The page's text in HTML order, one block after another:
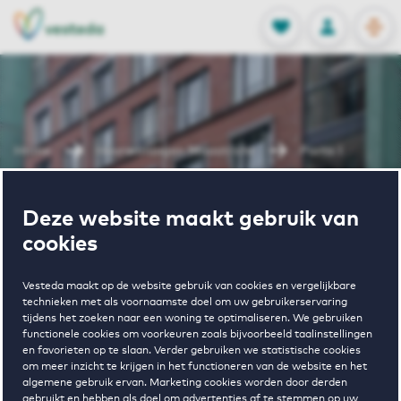
Deze website maakt gebruik van
cookies
Vesteda maakt op de website gebruik van cookies en vergelijkbare
technieken met als voornaamste doel om uw gebruikerservaring
tijdens het zoeken naar een woning te optimaliseren. We gebruiken
functionele cookies om voorkeuren zoals bijvoorbeeld taalinstellingen
en favorieten op te slaan. Verder gebruiken we statistische cookies
om meer inzicht te krijgen in het functioneren van de website en het
algemene gebruik ervan. Marketing cookies worden door derden
FAVORIETEN
Opgeslagen
INLOGGEN
NL
EN
Home Huurwoningen Maastricht Porta I
Wonen in
Porta I